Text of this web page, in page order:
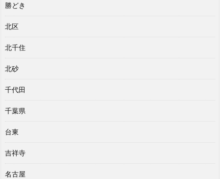
勝どき
北区
北千住
北砂
千代田
千葉県
台東
吉祥寺
名古屋